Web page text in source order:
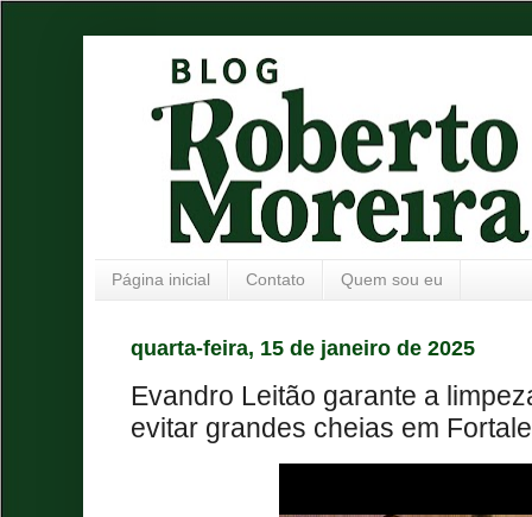
Página inicial Contato Quem sou eu
quarta-feira, 15 de janeiro de 2025
Evandro Leitão garante a
evitar grandes cheias em